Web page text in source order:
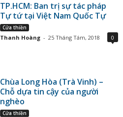
TP.HCM: Ban trị sự tác pháp
Tự tứ tại Việt Nam Quốc Tự
Cửa thiền
Thanh Hoàng - 25 Tháng Tám, 2018 0
Chùa Long Hòa (Trà Vinh) –
Chỗ dựa tin cậy của người
nghèo
Cửa thiền